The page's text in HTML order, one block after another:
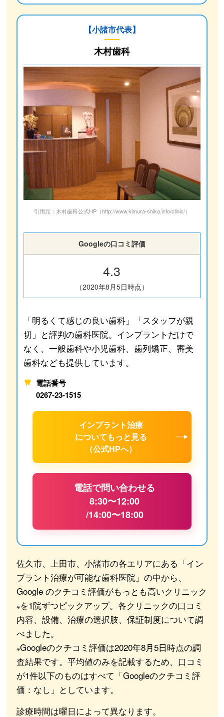
【小諸市代表】
木村歯科
引用元：木村歯科公式HP（http://www.kimura-shika.info/clinic/）
Googleの口コミ評価
4.3
（2020年8月5日時点）
「明るくて感じの良い歯科」「スタッフが親
切」と評判の歯科医院。インプラントだけで
なく、一般歯科や小児歯科、歯列矯正、審美
歯科なども提供しています。
電話番号
0267-23-1515
インプラント治療
についてもっと見る
（公式HPへ）
電話で問い合わせる
8:30〜12:00
/14:00〜18:00
佐久市、上田市、小諸市の各エリアにある「イン
プラント治療が可能な歯科医院」の中から、
Google のクチコミ評価がもっとも高いクリニック
※を1院ずつピックアップ。各クリニックの口コミ
内容、設備、治療の選択肢、保証制度について調
べました。
※Googleのクチコミ評価は2020年8月5日時点の調
査結果です。平均値のみを記載するため、口コミ
が1件以下のものはすべて「Googleのクチコミ評
価：なし」としています。
診療時間は曜日によって異なります。